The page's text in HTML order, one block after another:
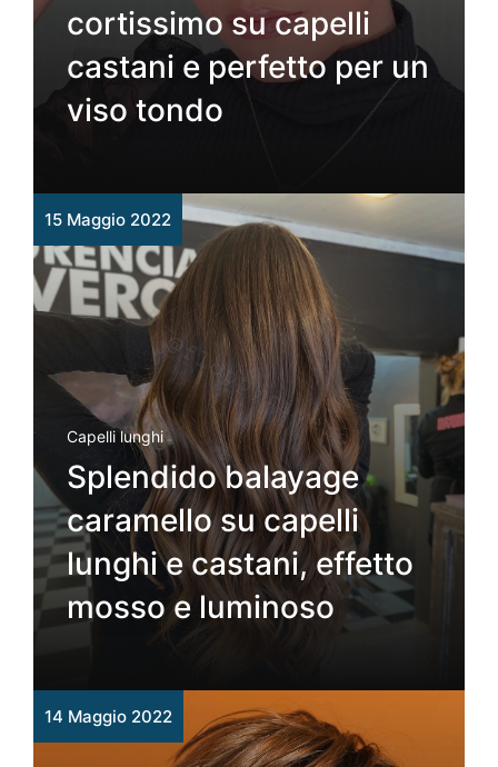
cortissimo su capelli
castani e perfetto per un
viso tondo
15 Maggio 2022
Capelli lunghi
Splendido balayage
caramello su capelli
lunghi e castani, effetto
mosso e luminoso
14 Maggio 2022